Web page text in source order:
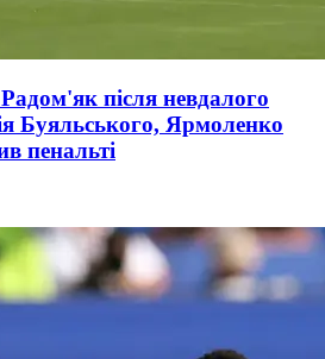
після невдалого
Буяльського, Ярмоленко
пенальті